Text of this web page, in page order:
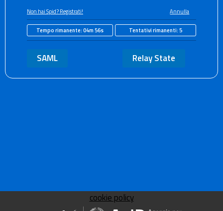
Non hai Spid? Registrati! Annulla
Tempo rimanente:04m 56s Tentativi rimanenti:5
SAML Relay State
cookie policy